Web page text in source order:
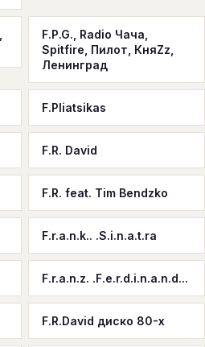
F.P.G., Radio Чача,
Spitfire, Пилот, КняZz,
Ленинград
F.Pliatsikas
F.R. David
F.R. feat. Tim Bendzko
F.r.a.n.k.. .S.i.n.a.t.ra
F.r.a.n.z. .F.e.r.d.i.n.a.n.d...
F.R.David диско 80-х